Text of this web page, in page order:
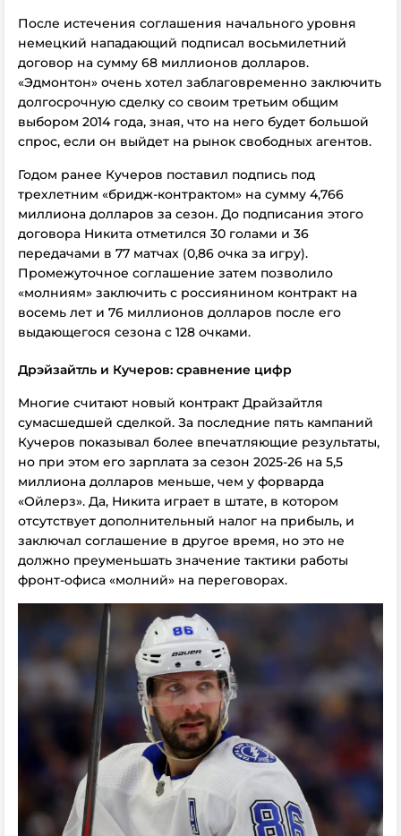
После истечения соглашения начального уровня
немецкий нападающий подписал восьмилетний
договор на сумму 68 миллионов долларов.
«Эдмонтон» очень хотел заблаговременно заключить
долгосрочную сделку со своим третьим общим
выбором 2014 года, зная, что на него будет большой
спрос, если он выйдет на рынок свободных агентов.
Годом ранее Кучеров поставил подпись под
трехлетним «бридж-контрактом» на сумму 4,766
миллиона долларов за сезон. До подписания этого
договора Никита отметился 30 голами и 36
передачами в 77 матчах (0,86 очка за игру).
Промежуточное соглашение затем позволило
«молниям» заключить с россиянином контракт на
восемь лет и 76 миллионов долларов после его
выдающегося сезона с 128 очками.
Дрэйзайтль и Кучеров: сравнение цифр
Многие считают новый контракт Драйзайтля
сумасшедшей сделкой. За последние пять кампаний
Кучеров показывал более впечатляющие результаты,
но при этом его зарплата за сезон 2025-26 на 5,5
миллиона долларов меньше, чем у форварда
«Ойлерз». Да, Никита играет в штате, в котором
отсутствует дополнительный налог на прибыль, и
заключал соглашение в другое время, но это не
должно преуменьшать значение тактики работы
фронт-офиса «молний» на переговорах.